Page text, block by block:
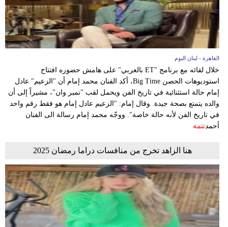
القاهرة - لبنان اليوم
خلال لقائه مع برنامج "ET بالعربي" على هامش حضوره افتتاح
استوديوهات الحصن Big Time، أكد الفنان محمد إمام أن "الزعيم" عادل
إمام حالة استثنائية في تاريخ الفن ويحمل لقب "نمبر وان"، مشيراً إلى أن
والده يتمتع بصحة جيدة. وقال إمام: "الزعيم عادل إمام هو فقط رقم واحد
في تاريخ الفن لأنه حالة خاصة". ووجّه محمد إمام رسالة الى الفنان
أحمدتتمة
هنا الزاهد تخرج من منافسات دراما رمضان 2025